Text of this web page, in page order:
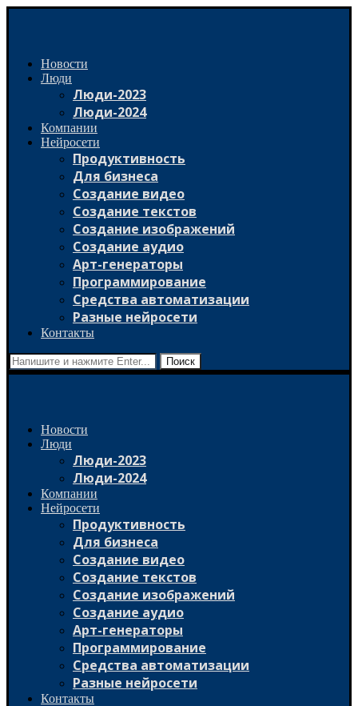
Новости
Люди
Люди-2023
Люди-2024
Компании
Нейросети
Продуктивность
Для бизнеса
Создание видео
Создание текстов
Создание изображений
Создание аудио
Арт-генераторы
Программирование
Средства автоматизации
Разные нейросети
Контакты
Поиск
Новости
Люди
Люди-2023
Люди-2024
Компании
Нейросети
Продуктивность
Для бизнеса
Создание видео
Создание текстов
Создание изображений
Создание аудио
Арт-генераторы
Программирование
Средства автоматизации
Разные нейросети
Контакты